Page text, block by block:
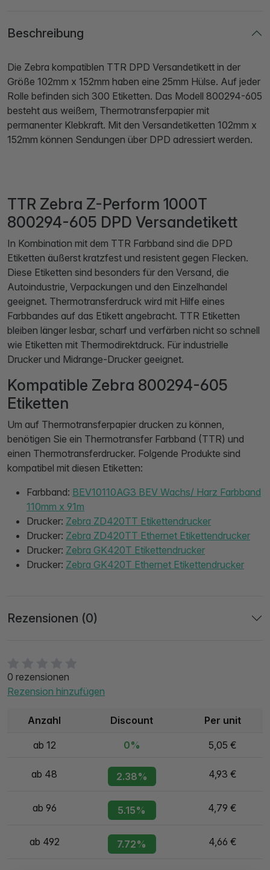
0 rezensionen
Rezension hinzufügen
Anzahl Discount Per unit
ab 12 0% 5,05 €
ab 48 2.38% 4,93 €
ab 96 5.15% 4,79 €
ab 492 7.72% 4,66 €
Beschreibung
Die Zebra kompatiblen TTR DPD Versandetikett in der
Größe 102mm x 152mm haben eine 25mm Hülse. Auf jeder
Rolle befinden sich 300 Etiketten. Das Modell 800294-605
besteht aus weißem, Thermotransferpapier mit
permanenter Klebkraft. Mit den Versandetiketten 102mm x
152mm können Sendungen über DPD adressiert werden.
TTR Zebra Z-Perform 1000T
800294-605 DPD Versandetikett
In Kombination mit dem TTR Farbband sind die DPD
Etiketten äußerst kratzfest und resistent gegen Flecken.
Diese Etiketten sind besonders für den Versand, die
Autoindustrie, Verpackungen und den Einzelhandel
geeignet. Thermotransferdruck wird mit Hilfe eines
Farbbandes auf das Etikett angebracht. TTR Etiketten
bleiben länger lesbar, scharf und verfärben nicht so schnell
wie Etiketten mit Thermodirektdruck. Für industrielle
Drucker und Midrange-Drucker geeignet.
Kompatible Zebra 800294-605
Etiketten
Um auf Thermotransferpapier drucken zu können,
benötigen Sie ein Thermotransfer Farbband (TTR) und
einen Thermotransferdrucker. Folgende Produkte sind
kompatibel mit diesen Etiketten:
Farbband: BEV10110AG3 BEV Wachs/ Harz Farbband
110mm x 91m
Drucker: Zebra ZD420TT Etikettendrucker
Drucker: Zebra ZD420TT Ethernet Etikettendrucker
Drucker: Zebra GK420T Etikettendrucker
Drucker: Zebra GK420T Ethernet Etikettendrucker
Rezensionen (0)